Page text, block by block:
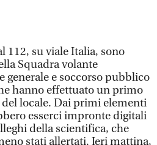
112, su viale Italia, sono
Squadra volante
generale e soccorso pubblico
hanno effettuato un primo
locale. Dai primi elementi
esserci impronte digitali
della scientifica, che
stati allertati. Ieri mattina,